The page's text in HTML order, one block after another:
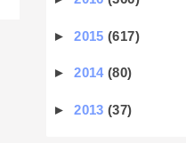
►2015(617)
►2014(80)
►2013(37)